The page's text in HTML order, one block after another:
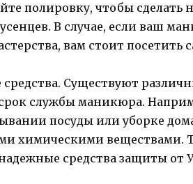
полировку, чтобы сделать
В случае, если ваш
вам стоит посетить
Существуют
службы маникюра.
посуды или уборке
химическими веществами.
средства защиты от